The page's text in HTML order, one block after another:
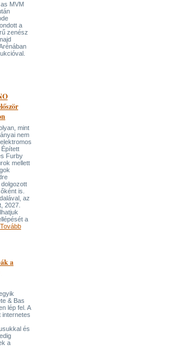
MVM
a
zenész
mint
nem
Furby
mellett
is.
az
2027.
a
Tovább
a
& Bas
lép fel. A
internetes
és
a